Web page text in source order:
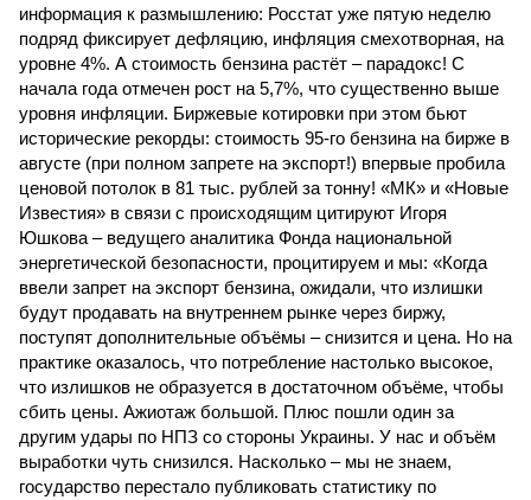
информация к размышлению: Росстат уже пятую неделю
подряд фиксирует дефляцию, инфляция смехотворная, на
уровне 4%. А стоимость бензина растёт – парадокс! С
начала года отмечен рост на 5,7%, что существенно выше
уровня инфляции. Биржевые котировки при этом бьют
исторические рекорды: стоимость 95-го бензина на бирже в
августе (при полном запрете на экспорт!) впервые пробила
ценовой потолок в 81 тыс. рублей за тонну! «МК» и «Новые
Известия» в связи с происходящим цитируют Игоря
Юшкова – ведущего аналитика Фонда национальной
энергетической безопасности, процитируем и мы: «Когда
ввели запрет на экспорт бензина, ожидали, что излишки
будут продавать на внутреннем рынке через биржу,
поступят дополнительные объёмы – снизится и цена. Но на
практике оказалось, что потребление настолько высокое,
что излишков не образуется в достаточном объёме, чтобы
сбить цены. Ажиотаж большой. Плюс пошли один за
другим удары по НПЗ со стороны Украины. У нас и объём
выработки чуть снизился. Насколько – мы не знаем,
государство перестало публиковать статистику по